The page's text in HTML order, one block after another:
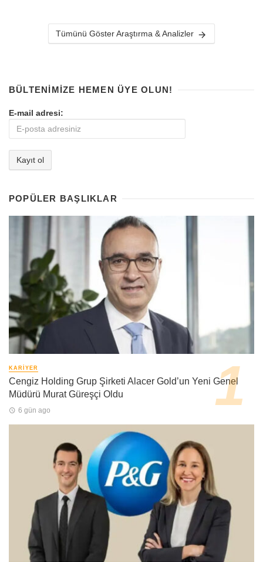
Tümünü Göster Araştırma & Analizler
BÜLTENIMIZE HEMEN ÜYE OLUN!
E-mail adresi:
POPÜLER BAŞLIKLAR
KARIYER
Cengiz Holding Grup Şirketi Alacer Gold’un Yeni Genel
Müdürü Murat Güreşçi Oldu
6 gün ago